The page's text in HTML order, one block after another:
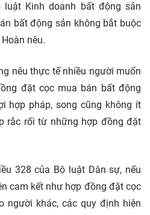
luật Kinh doanh bất động sản
bất động sản không bắt buộc
nêu.
nêu thực tế nhiều người muốn
đặt cọc mua bán bất động
hợp pháp, song cũng không ít
rắc rối từ những hợp đồng đặt
328 của Bộ luật Dân sự, nếu
cam kết như hợp đồng đặt cọc
người khác, các quy định hiện